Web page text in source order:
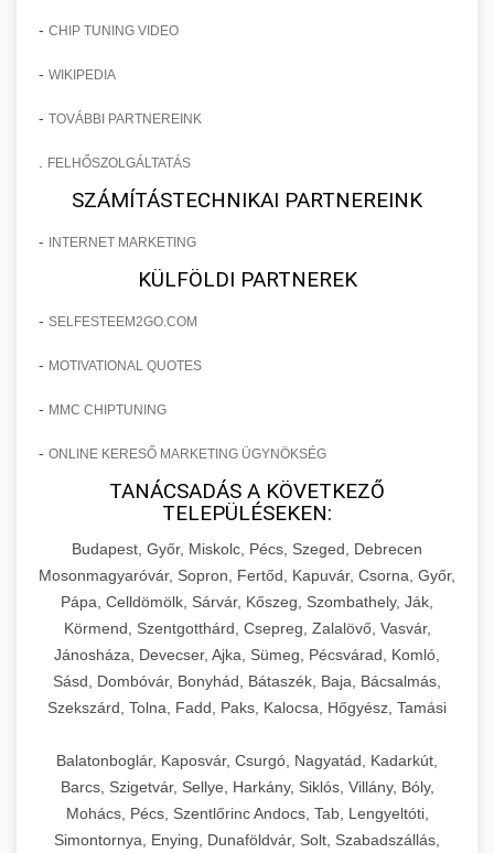
- CHIP TUNING VIDEO
- WIKIPEDIA
- TOVÁBBI PARTNEREINK
FELHŐSZOLGÁLTATÁS
SZÁMÍTÁSTECHNIKAI PARTNEREINK
- INTERNET MARKETING
KÜLFÖLDI PARTNEREK
- SELFESTEEM2GO.COM
- MOTIVATIONAL QUOTES
- MMC CHIPTUNING
- ONLINE KERESŐ MARKETING ÜGYNÖKSÉG
TANÁCSADÁS A KÖVETKEZŐ
TELEPÜLÉSEKEN:
Budapest, Győr, Miskolc, Pécs, Szeged, Debrecen
Mosonmagyaróvár, Sopron, Fertőd, Kapuvár, Csorna, Győr,
Pápa, Celldömölk, Sárvár, Kőszeg, Szombathely, Ják,
Körmend, Szentgotthárd, Csepreg, Zalalövő, Vasvár,
Jánosháza, Devecser, Ajka, Sümeg, Pécsvárad, Komló,
Sásd, Dombóvár, Bonyhád, Bátaszék, Baja, Bácsalmás,
Szekszárd, Tolna, Fadd, Paks, Kalocsa, Hőgyész, Tamási
Balatonboglár, Kaposvár, Csurgó, Nagyatád, Kadarkút,
Barcs, Szigetvár, Sellye, Harkány, Siklós, Villány, Bóly,
Mohács, Pécs, Szentlőrinc Andocs, Tab, Lengyeltóti,
Simontornya, Enying, Dunaföldvár, Solt, Szabadszállás,